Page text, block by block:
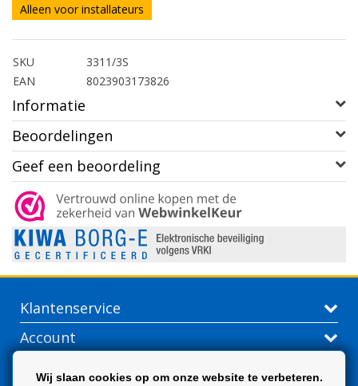
Alleen voor installateurs
SKU
3311/3S
EAN
8023903173826
Informatie
Beoordelingen
Geef een beoordeling
Klantenservice
Account
Wij slaan cookies op om onze website te verbeteren.